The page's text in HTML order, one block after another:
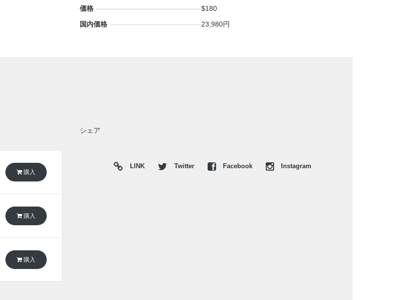
価格
$180
国内価格
23,980円
購入
購入
購入
シェア
LINK Twitter Facebook Instagram